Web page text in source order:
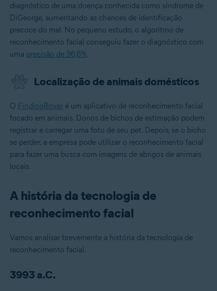
diagnóstico de uma doença conhecida como síndrome de
DiGeorge, aumentando as chances de identificação
precoce do mal. No pequeno estudo, o algoritmo de
reconhecimento facial conseguiu fazer o diagnóstico com
uma precisão de 96,6%.
Localização de animais domésticos
O FindingRover é um aplicativo de reconhecimento facial
focado em animais. Donos de bichos de estimação podem
registrar e carregar uma foto de seu pet. Depois, se o bicho
se perder, a empresa pode utilizar o reconhecimento facial
para fazer uma busca com imagens de abrigos de animais
locais.
A história da tecnologia de
reconhecimento facial
Vamos analisar brevemente a história da tecnologia de
reconhecimento facial.
3993 a.C.